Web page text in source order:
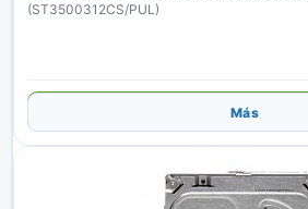
(ST3500312CS/PUL)
Añadir
Más